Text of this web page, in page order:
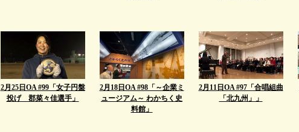
2月25日OA #99「女子円盤
投げ 郡菜々佳選手」
2月18日OA #98「～企業ミ
ュージアム～ わかちく史
料館」
2月11日OA #97「合唱組曲
「北九州」」